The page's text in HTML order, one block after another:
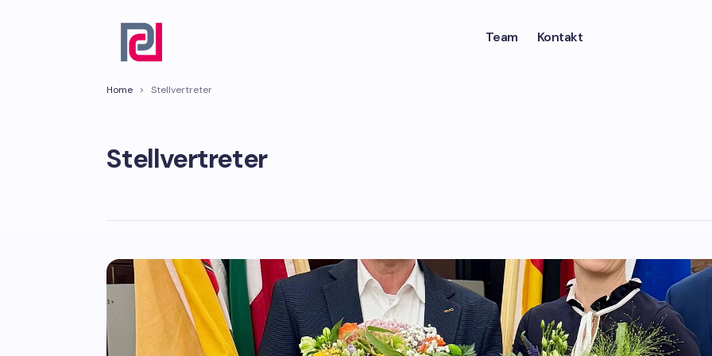
Team Kontakt
Home > Stellvertreter
Stellvertreter